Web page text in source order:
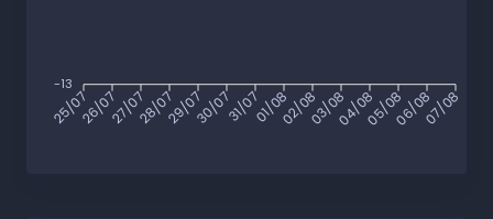
-13
25/0726/0727/0728/0729/0730/0731/0701/0802/0803/0804/0805/0806/0807/08